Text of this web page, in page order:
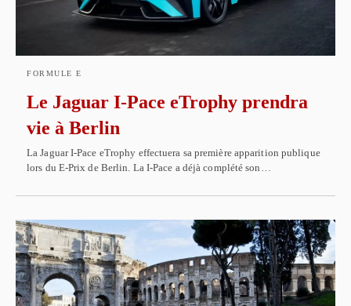
FORMULE E
Le Jaguar I-Pace eTrophy prendra
vie à Berlin
La Jaguar I-Pace eTrophy effectuera sa première apparition publique
lors du E-Prix de Berlin. La I-Pace a déjà complété son…